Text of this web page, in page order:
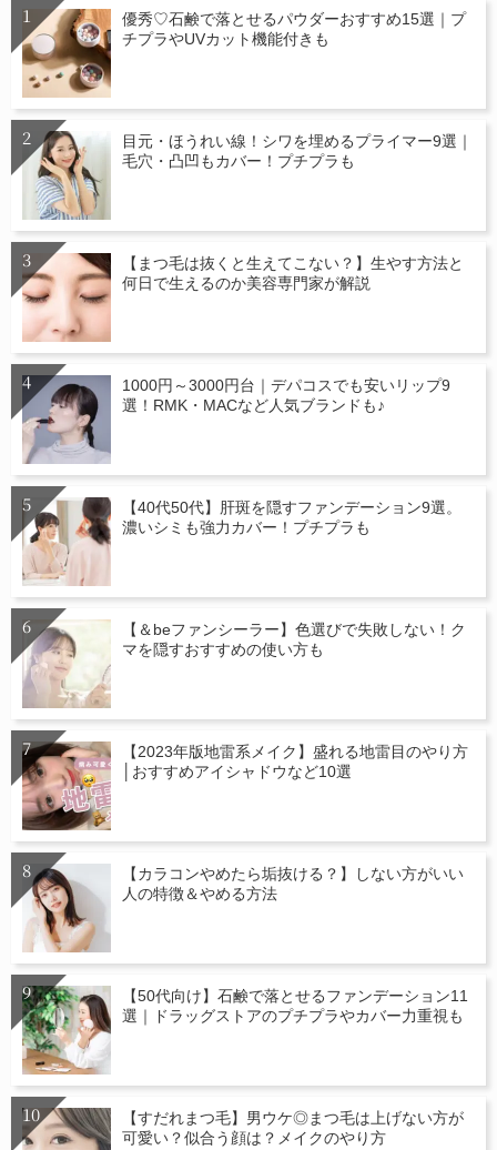
優秀♡石鹸で落とせるパウダーおすすめ15選｜プ
チプラやUVカット機能付きも
目元・ほうれい線！シワを埋めるプライマー9選｜
毛穴・凸凹もカバー！プチプラも
【まつ毛は抜くと生えてこない？】生やす方法と
何日で生えるのか美容専門家が解説
1000円～3000円台｜デパコスでも安いリップ9
選！RMK・MACなど人気ブランドも♪
【40代50代】肝斑を隠すファンデーション9選。
濃いシミも強力カバー！プチプラも
【＆beファンシーラー】色選びで失敗しない！ク
マを隠すおすすめの使い方も
【2023年版地雷系メイク】盛れる地雷目のやり方
│おすすめアイシャドウなど10選
【カラコンやめたら垢抜ける？】しない方がいい
人の特徴＆やめる方法
【50代向け】石鹸で落とせるファンデーション11
選｜ドラッグストアのプチプラやカバー力重視も
【すだれまつ毛】男ウケ◎まつ毛は上げない方が
可愛い？似合う顔は？メイクのやり方